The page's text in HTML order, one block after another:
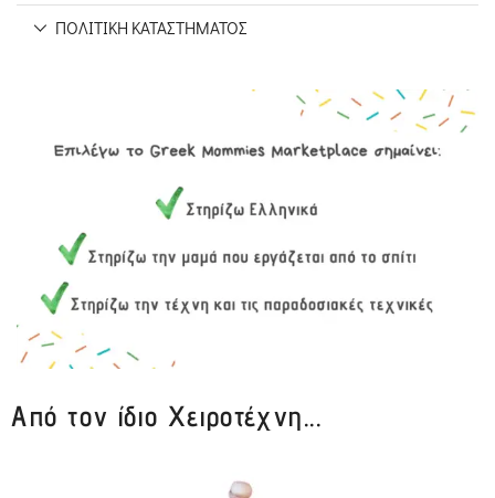
ΠΟΛΙΤΙΚΉ ΚΑΤΑΣΤΉΜΑΤΟΣ
Από τον ίδιο Χειροτέχνη...